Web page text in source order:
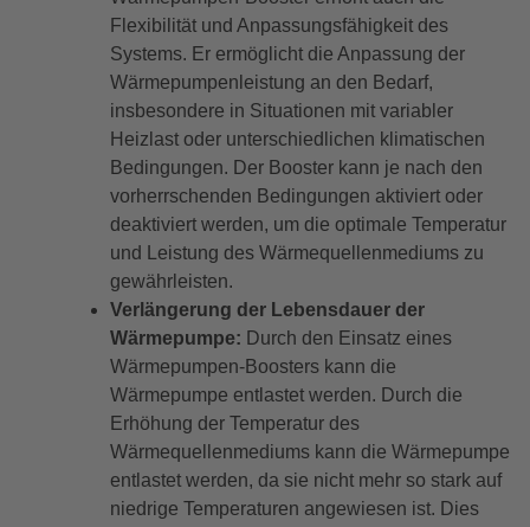
Flexibilität und Anpassungsfähigkeit des
Systems. Er ermöglicht die Anpassung der
Wärmepumpenleistung an den Bedarf,
insbesondere in Situationen mit variabler
Heizlast oder unterschiedlichen klimatischen
Bedingungen. Der Booster kann je nach den
vorherrschenden Bedingungen aktiviert oder
deaktiviert werden, um die optimale Temperatur
und Leistung des Wärmequellenmediums zu
gewährleisten.
Verlängerung der Lebensdauer der
Wärmepumpe: Durch den Einsatz eines
Wärmepumpen-Boosters kann die
Wärmepumpe entlastet werden. Durch die
Erhöhung der Temperatur des
Wärmequellenmediums kann die Wärmepumpe
entlastet werden, da sie nicht mehr so stark auf
niedrige Temperaturen angewiesen ist. Dies